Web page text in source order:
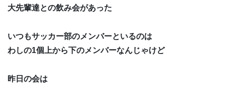
大先輩達との飲み会があった
いつもサッカー部のメンバーといるのは
わしの1個上から下のメンバーなんじゃけど
昨日の会は